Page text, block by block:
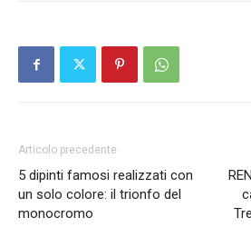
Articolo precedente
5 dipinti famosi realizzati con
un solo colore: il trionfo del
monocromo